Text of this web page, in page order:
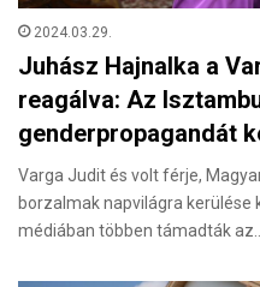
2024.03.29.
Juhász Hajnalka a
reagálva: Az
genderpropagandát
Varga Judit és volt férje,
borzalmak napvilágra
médiában többen támadták